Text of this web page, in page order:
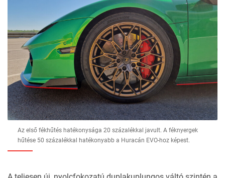
Az első fékhűtés hatékonysága 20 százalékkal javult. A féknyergek
hűtése 50 százalékkal hatékonyabb a Huracán EVO-hoz képest.